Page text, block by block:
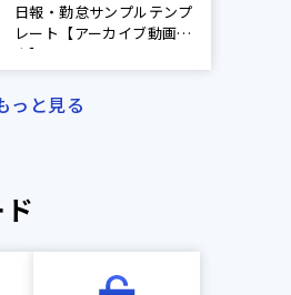
日報・勤怠サンプルテンプ
レート【アーカイブ動画付
き】
っと見る